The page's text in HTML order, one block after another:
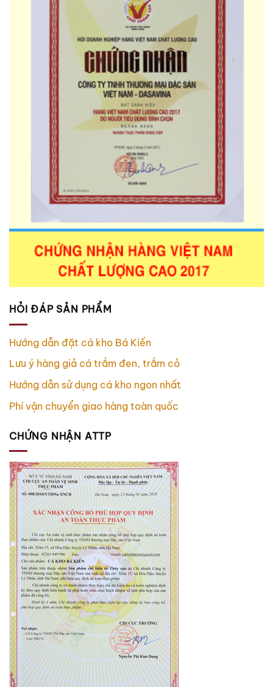
HỎI ĐÁP SẢN PHẨM
Hướng dẫn đặt cá kho Bá Kiến
Lưu ý hàng giả cá trắm đen, trắm cỏ
Hướng dẫn sử dụng cá kho ngon nhất
Phí vận chuyển giao hàng toàn quốc
CHỨNG NHẬN ATTP